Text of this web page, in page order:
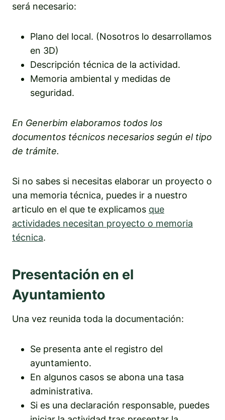
será necesario:
Plano del local. (Nosotros lo desarrollamos
en 3D)
Descripción técnica de la actividad.
Memoria ambiental y medidas de
seguridad.
En Generbim elaboramos todos los
documentos técnicos necesarios según el tipo
de trámite.
Si no sabes si necesitas elaborar un proyecto o
una memoria técnica, puedes ir a nuestro
articulo en el que te explicamos que
actividades necesitan proyecto o memoria
técnica.
Presentación en el
Ayuntamiento
Una vez reunida toda la documentación:
Se presenta ante el registro del
ayuntamiento.
En algunos casos se abona una tasa
administrativa.
Si es una declaración responsable, puedes